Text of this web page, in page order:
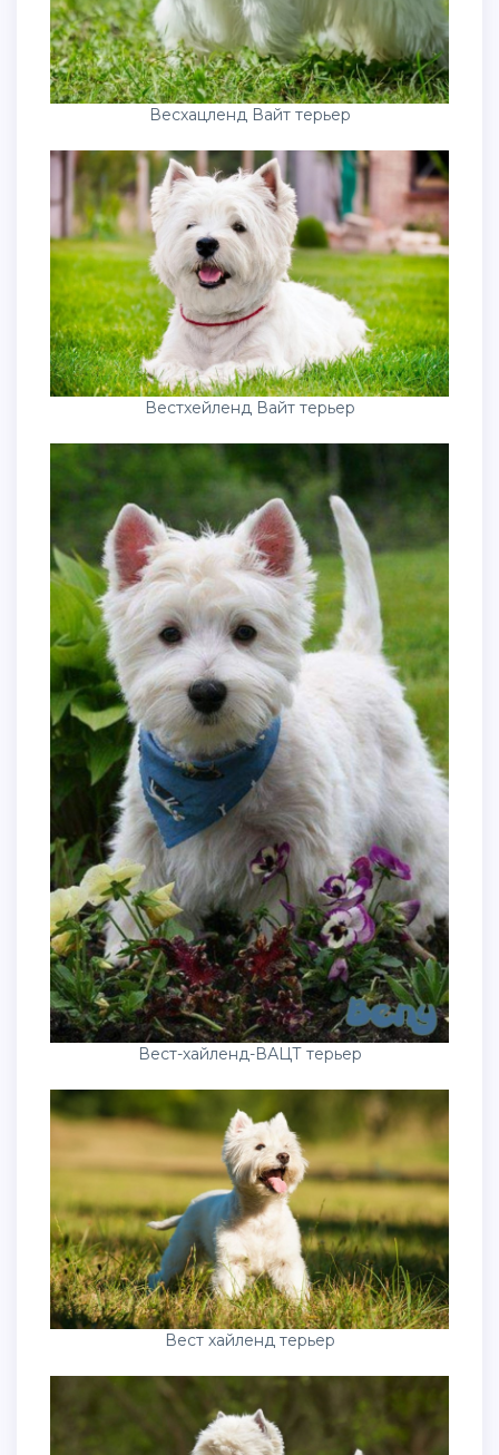
Весхацленд Вайт терьер
Вестхейленд Вайт терьер
Вест-хайленд-ВАЦТ терьер
Вест хайленд терьер